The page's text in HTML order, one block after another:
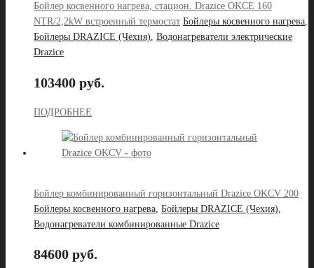
Бойлер косвенного нагрева, стацион. Drazice OKCE 160
NTR/2,2kW встроенный термостат Бойлеры косвенного нагрева,
Бойлеры DRAZICE (Чехия), Водонагреватели электрические
Drazice
103400 руб.
ПОДРОБНЕЕ
Бойлер комбинированный горизонтальный Drazice OKCV 200
Бойлеры косвенного нагрева Бойлеры DRAZICE (Чехия)
Водонагреватели комбинированные Drazice
84600 руб.